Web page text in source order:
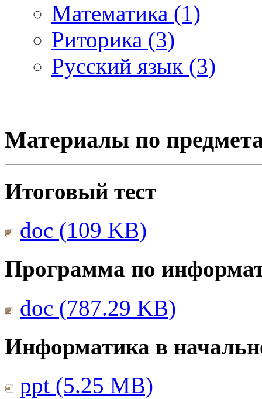
Математика (1)
Риторика (3)
Русский язык (3)
Материалы по
Итоговый тест
doc (109 KB)
Программа по
doc (787.29 KB)
Информатика в
ppt (5.25 MB)